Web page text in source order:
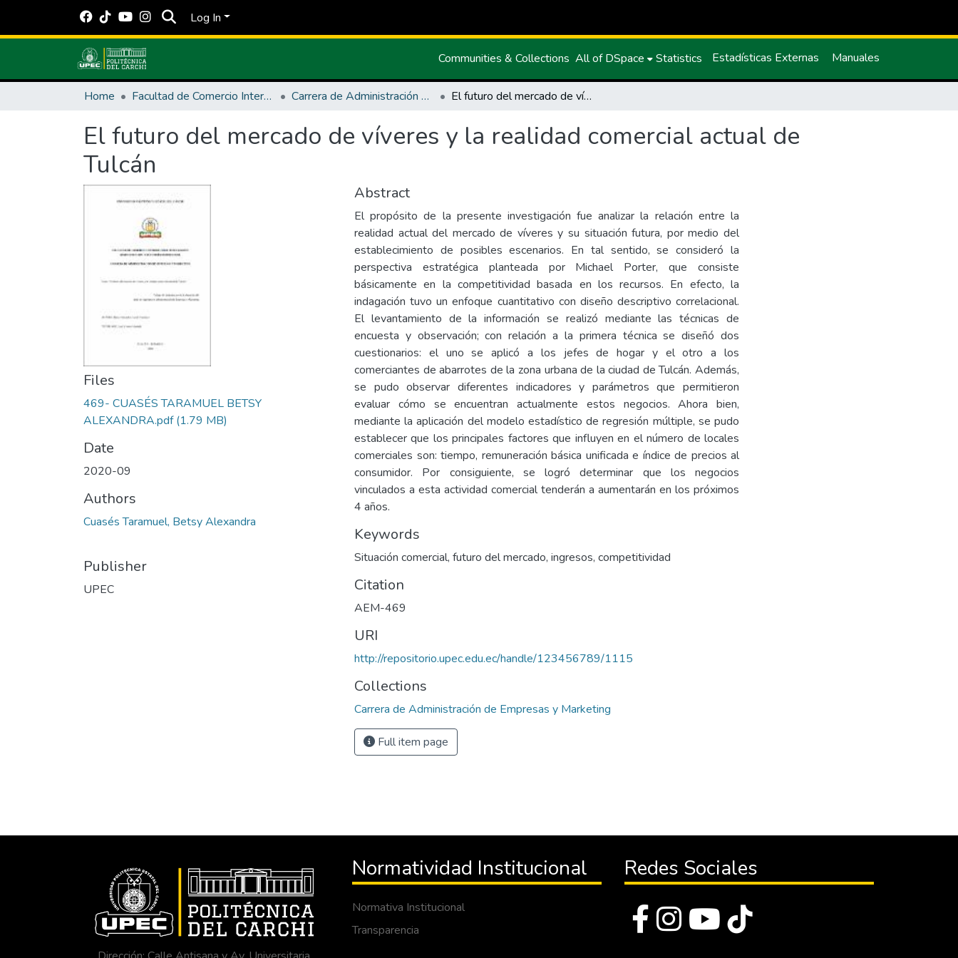
Log In
Communities & Collections All of DSpace Statistics Estadísticas Externas Manuales
Home Facultad de Comercio Internacional, Integración, Administración y Economía Empresarial Carrera de Administración de Empresas y Marketing El futuro del mercado de víveres y la realidad comercial actual de Tulcán
El futuro del mercado de víveres y la realidad comercial actual de
Tulcán
Files
469- CUASÉS TARAMUEL BETSY
ALEXANDRA.pdf(1.79 MB)
Date
2020-09
Authors
Cuasés Taramuel, Betsy Alexandra
Publisher
UPEC
Abstract
El propósito de la presente investigación fue analizar la relación entre la
realidad actual del mercado de víveres y su situación futura, por medio del
establecimiento de posibles escenarios. En tal sentido, se consideró la
perspectiva estratégica planteada por Michael Porter, que consiste
básicamente en la competitividad basada en los recursos. En efecto, la
indagación tuvo un enfoque cuantitativo con diseño descriptivo correlacional.
El levantamiento de la información se realizó mediante las técnicas de
encuesta y observación; con relación a la primera técnica se diseñó dos
cuestionarios: el uno se aplicó a los jefes de hogar y el otro a los
comerciantes de abarrotes de la zona urbana de la ciudad de Tulcán. Además,
se pudo observar diferentes indicadores y parámetros que permitieron
evaluar cómo se encuentran actualmente estos negocios. Ahora bien,
mediante la aplicación del modelo estadístico de regresión múltiple, se pudo
establecer que los principales factores que influyen en el número de locales
comerciales son: tiempo, remuneración básica unificada e índice de precios al
consumidor. Por consiguiente, se logró determinar que los negocios
vinculados a esta actividad comercial tenderán a aumentarán en los próximos
4 años.
Keywords
Situación comercial, futuro del mercado, ingresos, competitividad
Citation
AEM-469
URI
http://repositorio.upec.edu.ec/handle/123456789/1115
Collections
Carrera de Administración de Empresas y Marketing
Full item page
Normatividad Institucional
Normativa Institucional
Transparencia
Redes Sociales